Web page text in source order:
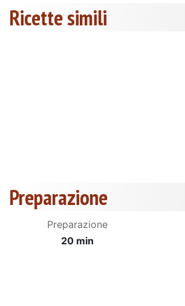
Ricette simili
Preparazione
Preparazione
20 min